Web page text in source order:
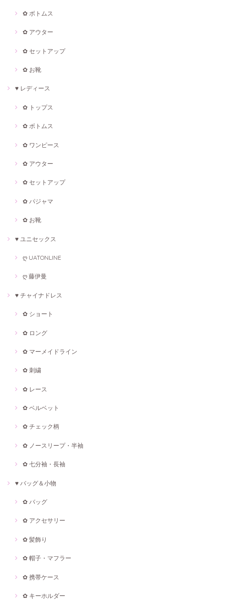
✿ ボトムス
✿ アウター
✿ セットアップ
✿ お靴
♥ レディース
✿ トップス
✿ ボトムス
✿ ワンピース
✿ アウター
✿ セットアップ
✿ パジャマ
✿ お靴
♥ ユニセックス
ღ UATONLINE
ღ 藤伊曼
♥ チャイナドレス
✿ ショート
✿ ロング
✿ マーメイドライン
✿ 刺繍
✿ レース
✿ ベルベット
✿ チェック柄
✿ ノースリープ・半袖
✿ 七分袖・長袖
♥ バッグ＆小物
✿ バッグ
✿ アクセサリー
✿ 髪飾り
✿ 帽子・マフラー
✿ 携帯ケース
✿ キーホルダー